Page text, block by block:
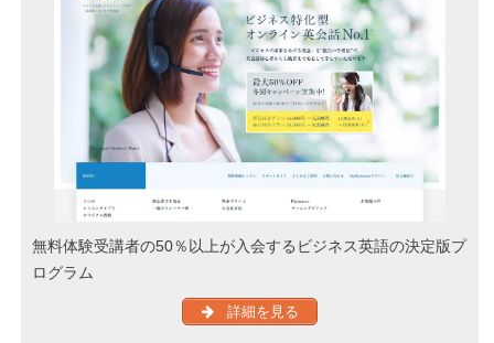
無料体験受講者の50％以上が入会するビジネス英語の決定版プ
ログラム
詳細を見る